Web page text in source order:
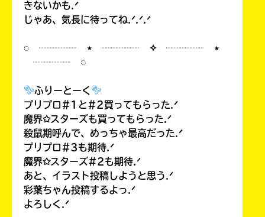
きないかも.ᐟ
じゃあ、気長に待ってね.ᐟ.ᐟ.ᐟ
◌ ┈┈┈┈ ⋆ ┈┈┈┈ ✧ ┈┈┈┈ ⋆
┈┈┈┈ ◌
ふりーとーく
プリプロ#1と#2買ってもらった.ᐟ
魔界✩スターズも買ってもらった.ᐟ
殺鼠期呼んで、めっちゃ最高だった.ᐟ
プリプロ#3も期待.ᐟ
魔界✩スターズ#2も期待.ᐟ
あと、イラスト投稿しようと思う.ᐟ
彩葉ちゃん投稿するよっ.ᐟ
よろしく.ᐟ